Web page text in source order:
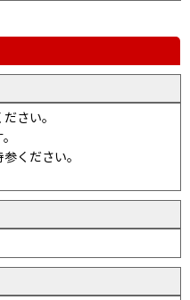
さい。
ください。